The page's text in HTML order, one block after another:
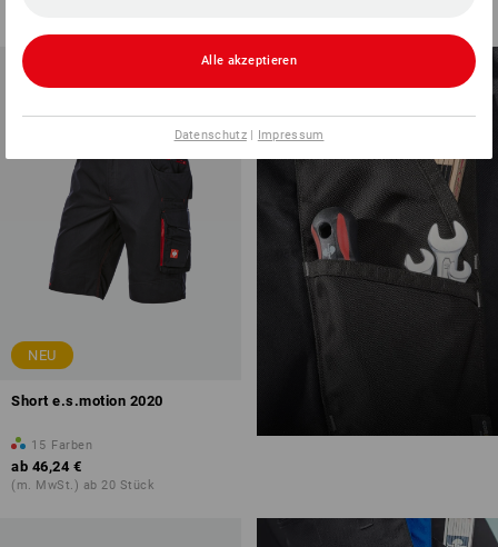
NEU
Short e.s.motion 2020
15 Farben
ab 46,24 €
(m. MwSt.) ab 20 Stück
EXTRA VIEL STAURAUM
Alle akzeptieren
Datenschutz| Impressum